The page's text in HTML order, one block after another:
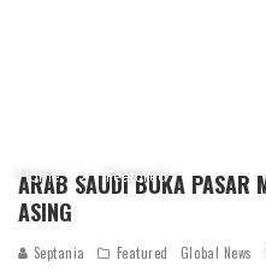
Home Featured
ARAB SAUDI BUKA PASAR
ASING
Septania Featured Global News